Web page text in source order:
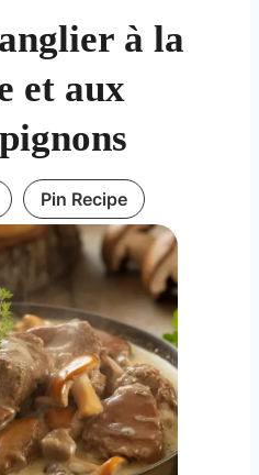
à la
et aux
Pin Recipe